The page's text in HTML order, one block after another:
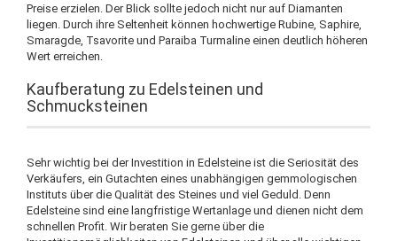
Preise erzielen. Der Blick sollte jedoch nicht nur auf Diamanten
liegen. Durch ihre Seltenheit können hochwertige Rubine, Saphire,
Smaragde, Tsavorite und Paraiba Turmaline einen deutlich höheren
Wert erreichen.
Kaufberatung zu Edelsteinen und
Schmucksteinen
Sehr wichtig bei der Investition in Edelsteine ist die Seriosität des
Verkäufers, ein Gutachten eines unabhängigen gemmologischen
Instituts über die Qualität des Steines und viel Geduld. Denn
Edelsteine sind eine langfristige Wertanlage und dienen nicht dem
schnellen Profit. Wir beraten Sie gerne über die